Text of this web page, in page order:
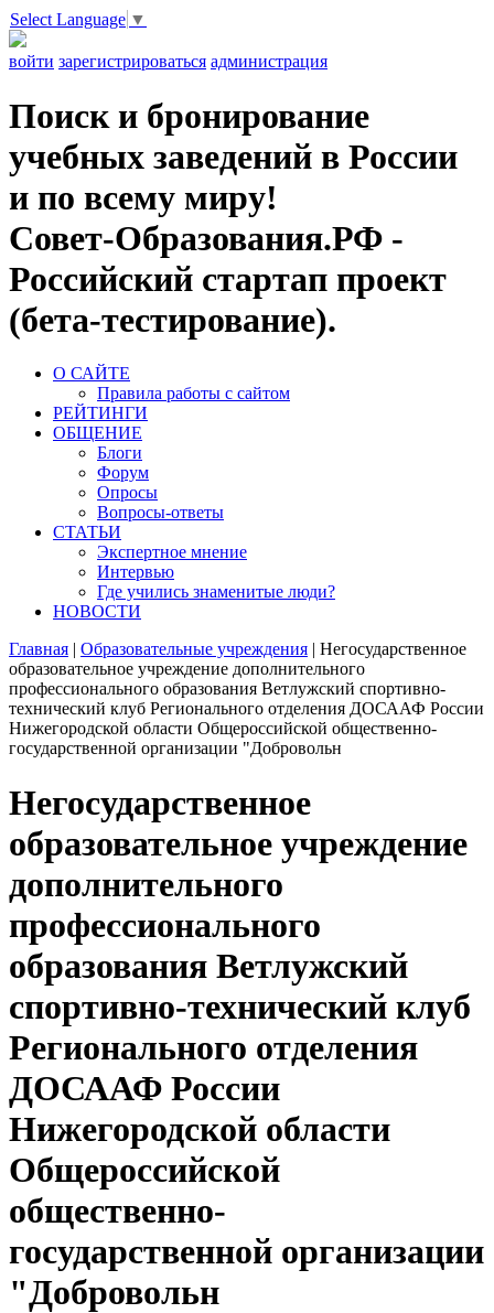
Select Language ▼
войти зарегистрироваться администрация
Поиск и бронирование
учебных заведений в России
и по всему миру!
Совет-Образования.РФ -
Российский стартап проект
(бета-тестирование).
О САЙТЕ
Правила работы с сайтом
РЕЙТИНГИ
ОБЩЕНИЕ
Блоги
Форум
Опросы
Вопросы-ответы
СТАТЬИ
Экспертное мнение
Интервью
Где учились знаменитые люди?
НОВОСТИ
Главная | Образовательные учреждения | Негосударственное
образовательное учреждение дополнительного
профессионального образования Ветлужский спортивно-
технический клуб Регионального отделения ДОСААФ России
Нижегородской области Общероссийской общественно-
государственной организации "Добровольн
Негосударственное
образовательное учреждение
дополнительного
профессионального
образования Ветлужский
спортивно-технический клуб
Регионального отделения
ДОСААФ России
Нижегородской области
Общероссийской
общественно-
государственной организации
"Добровольн